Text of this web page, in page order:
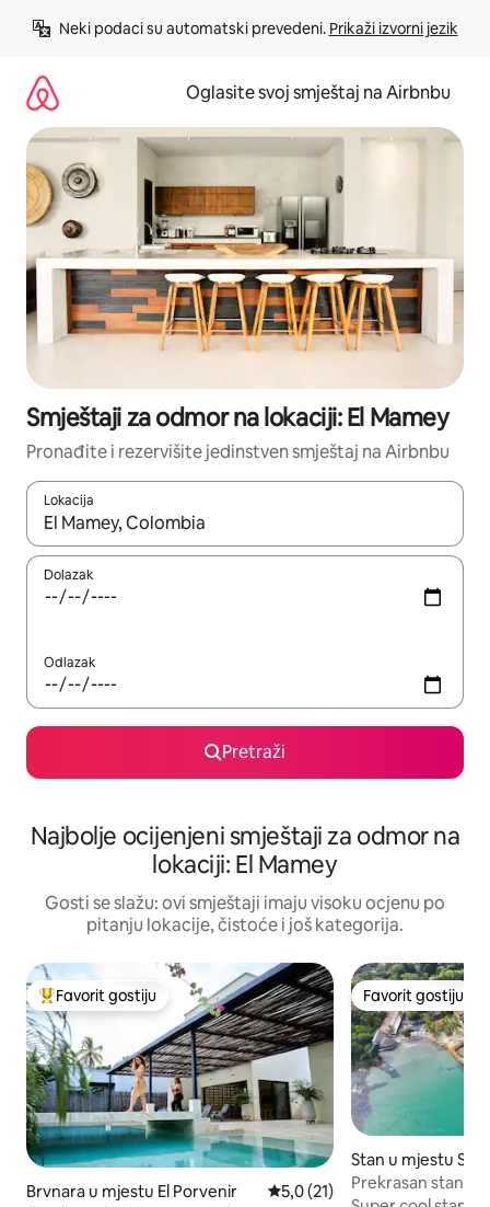
Neki podaci su automatski prevedeni. Prikaži izvorni jezik
Oglasite svoj smještaj na Airbnbu
Smještaji za odmor na lokaciji: El Mamey
Pronađite i rezervišite jedinstven smještaj na Airbnbu
Lokacija
Kad rezultati budu dostupni, krećite se gore i dolje pomoću
Dolazak
Odlazak
Pretraži
Najbolje ocijenjeni smještaji za odmor na
lokaciji: El Mamey
Gosti se slažu: ovi smještaji imaju visoku ocjenu po
pitanju lokacije, čistoće i još kategorija.
Glavni favorit gostiju
Favorit gostiju
Brvnara u mjestu El Porvenir Prosječna ocjena: 5,0 od 5,
5,0 (21)
Favorit gostiju
Favorit gostiju
Stan u mjestu
Prekrasan stan uz